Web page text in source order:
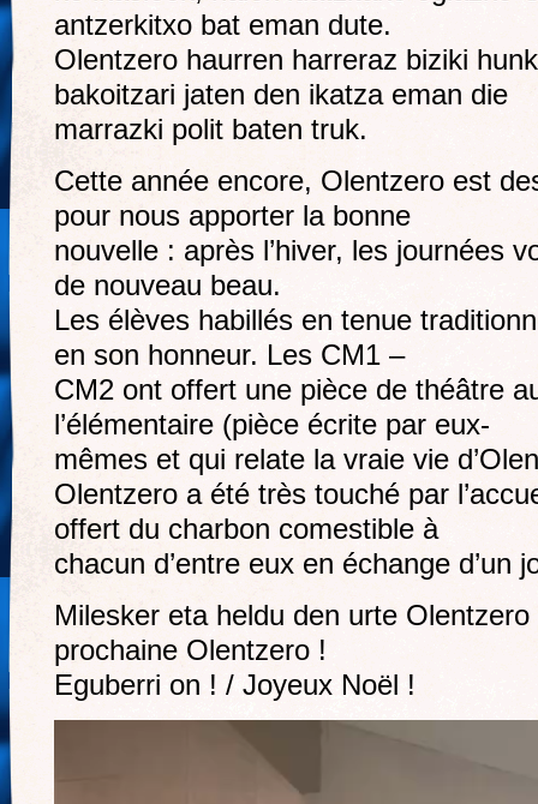
antzerkitxo bat eman dute.
Olentzero haurren harreraz biziki
bakoitzari jaten den ikatza eman die
marrazki polit baten truk.
Cette année encore, Olentzero est
pour nous apporter la bonne
nouvelle : après l’hiver, les journées
de nouveau beau.
Les élèves habillés en tenue
en son honneur. Les CM1 –
CM2 ont offert une pièce de théâtre
l’élémentaire (pièce écrite par eux-
mêmes et qui relate la vraie vie
Olentzero a été très touché par
offert du charbon comestible à
chacun d’entre eux en échange d’un
Milesker eta heldu den urte Olentzero
prochaine Olentzero !
Eguberri on ! / Joyeux Noël !